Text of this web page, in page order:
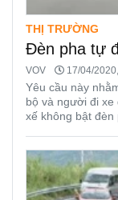
THỊ TRƯỜNG
Đèn pha tự
VOV 17/04/
Yêu cầu này
bộ và người đi xe
xế không bật đèn